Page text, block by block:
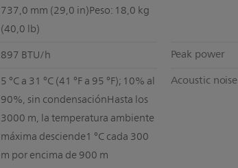
737,0 mm (29,0 in)Peso: 18,0 kg
(40,0 lb)
897 BTU/h Peak power
5 °C a 31 °C (41 °F a 95 °F); 10% al
90%, sin condensaciónHasta los
3000 m, la temperatura ambiente
máxima desciende1 °C cada 300
m por encima de 900 m
Acoustic noise